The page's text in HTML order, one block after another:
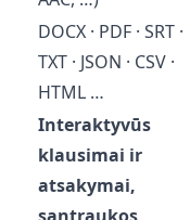
DOCX · PDF · SRT ·
TXT · JSON · CSV ·
HTML …
Interaktyvūs
klausimai ir
atsakymai,